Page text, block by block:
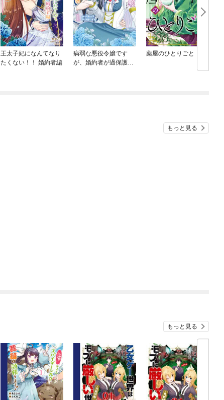
王太子妃になんてなり
たくない！！ 婚約者編
病弱な悪役令嬢です
が、婚約者が過保護す
薬屋のひとりごと
もっと見る
もっと見る